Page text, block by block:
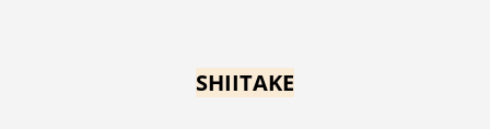
SHIITAKE